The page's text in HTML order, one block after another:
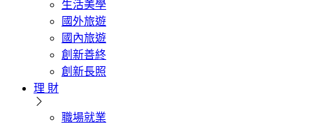
生活美學
國外旅遊
國內旅遊
創新善終
創新長照
理 財
職場就業